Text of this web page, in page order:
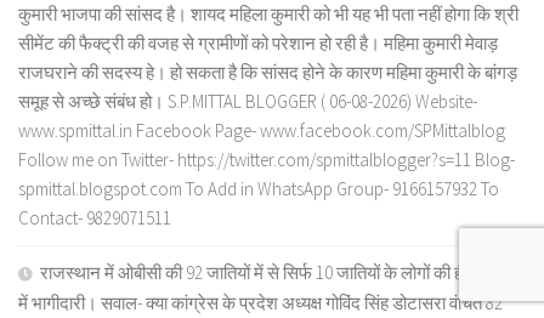
कुमारी भाजपा की सांसद है। शायद महिला कुमारी को भी यह भी पता नहीं होगा कि श्री
सीमेंट की फैक्ट्री की वजह से ग्रामीणों को परेशान हो रही है। महिमा कुमारी मेवाड़
राजघराने की सदस्य हे। हो सकता है कि सांसद होने के कारण महिमा कुमारी के बांगड़
समूह से अच्छे संबंध हो। S.P.MITTAL BLOGGER ( 06-08-2026) Website-
www.spmittal.in Facebook Page- www.facebook.com/SPMittalblog
Follow me on Twitter- https://twitter.com/spmittalblogger?s=11 Blog-
spmittal.blogspot.com To Add in WhatsApp Group- 9166157932 To
Contact- 9829071511
राजस्थान में ओबीसी की 92 जातियों में से सिर्फ 10 जातियों के लोगों की ही राजनीति
में भागीदारी। सवाल- क्या कांग्रेस के प्रदेश अध्यक्ष गोविंद सिंह डोटासरा वंचित 82